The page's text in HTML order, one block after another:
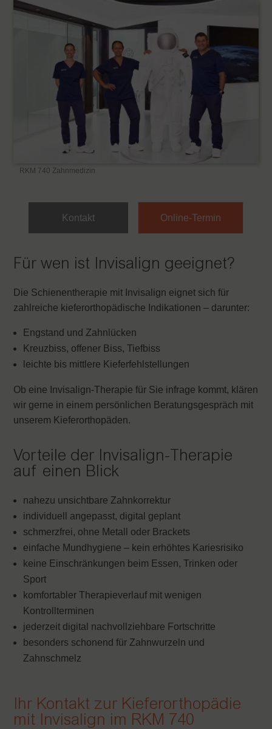
RKM 740 Zahnmedizin
Kontakt Online-Termin
Für wen ist Invisalign geeignet?
Die Schienentherapie mit Invisalign eignet sich für
zahlreiche kieferorthopädische Indikationen – darunter:
Engstand und Zahnlücken
Kreuzbiss, offener Biss, Tiefbiss
leichte bis mittlere Kieferfehlstellungen
Ob eine Invisalign-Therapie für Sie infrage kommt, klären
wir gerne in einem persönlichen Beratungsgespräch mit
unserem Kieferorthopäden.
Vorteile der Invisalign-Therapie
auf einen Blick
nahezu unsichtbare Zahnkorrektur
individuell angepasst, digital geplant
schmerzfrei, ohne Metall oder Brackets
einfache Mundhygiene – kein erhöhtes Kariesrisiko
keine Einschränkungen beim Essen, Trinken oder
Sport
komfortabler Therapieverlauf mit wenigen
Kontrollterminen
jederzeit digital nachvollziehbare Fortschritte
besonders schonend für Zahnwurzeln und
Zahnschmelz
Ihr Kontakt zur Kieferorthopädie
mit Invisalign im RKM 740